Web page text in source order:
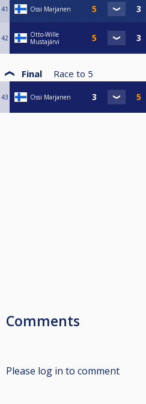
41 Ossi Marjanen
42
Otto-Wille
Mustajärvi
Final Race to 5
43 Ossi Marjanen
Comments
Please log in to comment